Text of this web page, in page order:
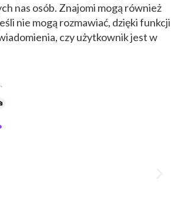
nas osób. Znajomi mogą również
nie mogą rozmawiać, dzięki funkcji
czy użytkownik jest w